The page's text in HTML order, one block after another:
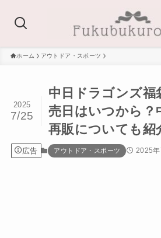
ホーム アウトドア・スポーツ
中日ドラゴンズ福
売日はいつから？
再販についても紹
2025
7/25
広告 アウトドア・スポーツ 2025